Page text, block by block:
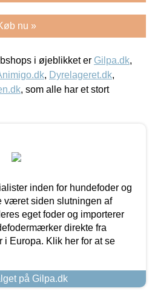
nu »
i øjeblikket er Gilpa.dk,
, Dyrelageret.dk,
, som alle har et stort
inden for hundefoder og
været siden slutningen af
eget foder og importerer
direkte fra
i Europa. Klik her for at se
på Gilpa.dk